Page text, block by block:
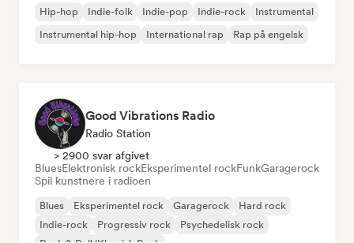
Hip-hop Indie-folk Indie-pop Indie-rock
Instrumental
Instrumental hip-hop
International rap Rap på engelsk
Good Vibrations Radio
Radio Station
> 2900 svar afgivet
BluesElektronisk rockEksperimentel rockFunkGaragerock
Spil kunstnere i radioen
Blues Eksperimentel rock Garagerock
Hard rock
Indie-rock
Progressiv rock
Psychedelisk rock